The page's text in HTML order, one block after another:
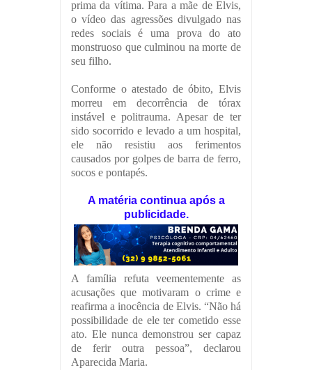
prima da vítima. Para a mãe de Elvis,
o vídeo das agressões divulgado nas
redes sociais é uma prova do ato
monstruoso que culminou na morte de
seu filho.
Conforme o atestado de óbito, Elvis
morreu em decorrência de tórax
instável e politrauma. Apesar de ter
sido socorrido e levado a um hospital,
ele não resistiu aos ferimentos
causados por golpes de barra de ferro,
socos e pontapés.
A matéria continua após a
publicidade.
A família refuta veementemente as
acusações que motivaram o crime e
reafirma a inocência de Elvis. “Não há
possibilidade de ele ter cometido esse
ato. Ele nunca demonstrou ser capaz
de ferir outra pessoa”, declarou
Aparecida Maria.